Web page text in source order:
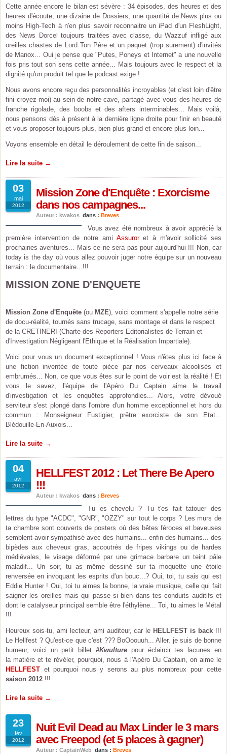
Cette année encore le bilan est sévère : 34 épisodes, des heures et des
heures d'écoute, une dizaine de Dossiers, une quantité de News plus ou
moins High-Tech à n'en plus savoir reconnaitre un iPad d'un FleshLight,
des News Dorcel toujours traitées avec classe, du Wazzuf infligé aux
oreilles chastes de Lord Ton Père et un paquet (trop surement) d'invités
de Manox... Oui je pense que "Putes, Poneys et Internet" a une nouvelle
fois pris tout son sens cette année... Mais toujours avec le respect et la
dignité qu'un produit tel que le podcast exige !
Nous avons encore reçu des personnalités incroyables (et c'est loin d'être
fini croyez-moi) au sein de notre cave, partagé avec vous des heures de
franche rigolade, des boobs et des afters interminables... Mais voilà,
nous pensons dès à présent à la dernière ligne droite pour finir en beauté
et vous proposer toujours plus, bien plus grand et encore plus loin...
Voyons ensemble en détail le déroulement de cette fin de saison...
Lire la suite →
03
mai
2012
Mission Zone d'Enquête : Exorcisme
dans nos campagnes...
Auteur : kwakos dans : Breves
Vous avez été nombreux à avoir apprécié la
première intervention de notre ami Assuroret à m'avoir sollicité ses
prochaines aventures... Mais ce ne sera pas pour aujourd'hui !!! Non, car
today is the day où vous allez pouvoir juger notre équipe sur un nouveau
terrain : le documentaire...!!!
MISSION ZONE D'ENQUETE
Mission Zone d'Enquête (ou MZE), voici comment s'appelle notre série
de docu-réalité, tournés sans trucage, sans montage et dans le respect
de la CRETINERI (Charte des Reporters Editorialistes de Terrain et
d'Investigation Négligeant l'Ethique et la Réalisation Impartiale).
Voici pour vous un document exceptionnel ! Vous n'êtes plus ici face à
une fiction inventée de toute pièce par nos cerveaux alcoolisés et
embrumés... Non, ce que vous êtes sur le point de voir est la réalité ! Et
vous le savez, l'équipe de l'Apéro Du Captain aime le travail
d'investigation et les enquêtes approfondies... Alors, votre dévoué
serviteur s'est plongé dans l'ombre d'un homme exceptionnel et hors du
commun : Monseigneur Fustigier, prêtre exorciste de son Etat...
Blédouille-En-Auxois...
Lire la suite →
04
avr
2012
HELLFEST 2012 : Let There Be Apero
!!!
Auteur : kwakos dans : Breves
Tu es chevelu ? Tu t'es fait tatouer des
lettres du type "ACDC", "GNR", "OZZY" sur tout le corps ? Les murs de
ta chambre sont couverts de posters où des bêtes féroces et baveuses
semblent avoir sympathisé avec des humains... enfin des humains... des
bipèdes aux cheveux gras, accoutrés de fripes vikings ou de hardes
médiévales, le visage déformé par une grimace barbare un teint pâle
maladif... Un soir, tu as même dessiné sur ta moquette une étoile
renversée en invoquant les esprits d'un bouc...? Oui, toi, tu sais qui est
Eddie Hunter ! Oui, toi tu aimes la bonne, la vraie musique, celle qui fait
saigner les oreilles mais qui passe si bien dans tes conduits auditifs et
dont le catalyseur principal semble être l'éthylène... Toi, tu aimes le Métal
!!!
Heureux sois-tu, ami lecteur, ami auditeur, car le HELLFEST is back !!!
Le Hellfest ? Qu'est-ce que c'est ??? BoOoouuh... Aller, je suis de bonne
humeur, voici un petit billet #Kwulture pour éclaircir tes lacunes en
la matière et te révéler, pourquoi, nous à l'Apéro Du Captain, on aime le
HELLFEST et pourquoi nous y serons au plus nombreux pour cette
saison 2012 !!!
Lire la suite →
23
fév
2012
Nuit Evil Dead au Max Linder le 3 mars
avec Freepod (et 5 places à gagner)
Auteur : CaptainWeb dans : Breves